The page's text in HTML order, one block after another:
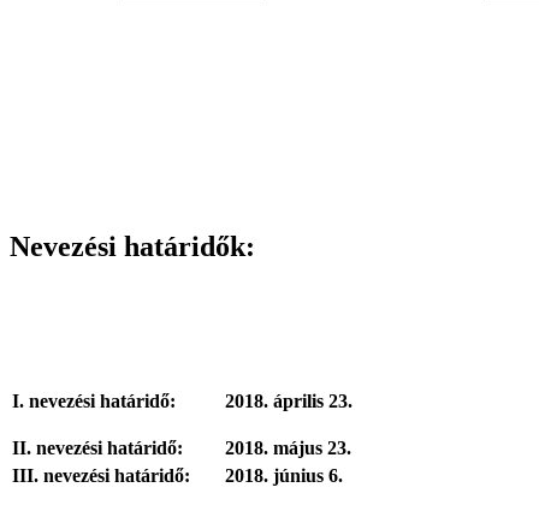
Nevezési határidők:
I. nevezési határidő: 2018. április 23.
II. nevezési határidő:
2018. május 23.
III. nevezési határidő:
2018. június 6.